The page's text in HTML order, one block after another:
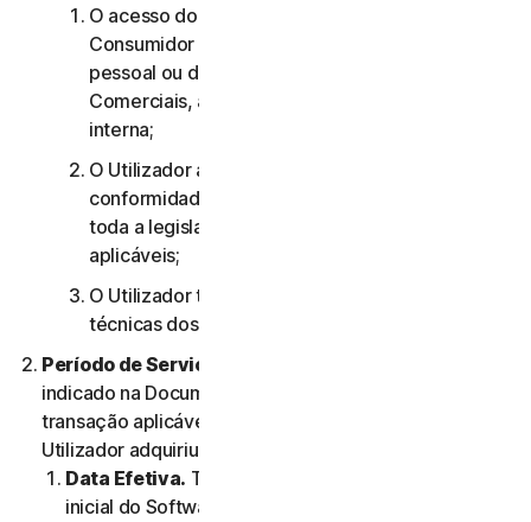
O acesso do utilizador aos Serviços de
Consumidor destina-se apenas à sua utilização
pessoal ou doméstica ou, no caso dos Serviços
Comerciais, apenas à sua utilização empresarial
interna;
O Utilizador aceita utilizar os Serviços em
conformidade com o presente Contrato e com
toda a legislação e todos os regulamentos
aplicáveis;
O Utilizador tem de cumprir quaisquer limitações
técnicas dos Serviços e/ou do Software.
Período de Serviço.
indicado na Documentação ou na documentação da
transação aplicável do Fornecedor através do qual o
Utilizador adquiriu o Serviço.
Data Efetiva. Terá início (a) na data da instalação
inicial do Software ou da primeira utilização do